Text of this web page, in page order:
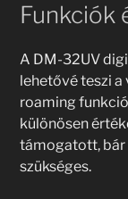
Funkciók
A DM-32UV
lehetővé teszi a
roaming
különösen
támogatott, bár
szükséges.